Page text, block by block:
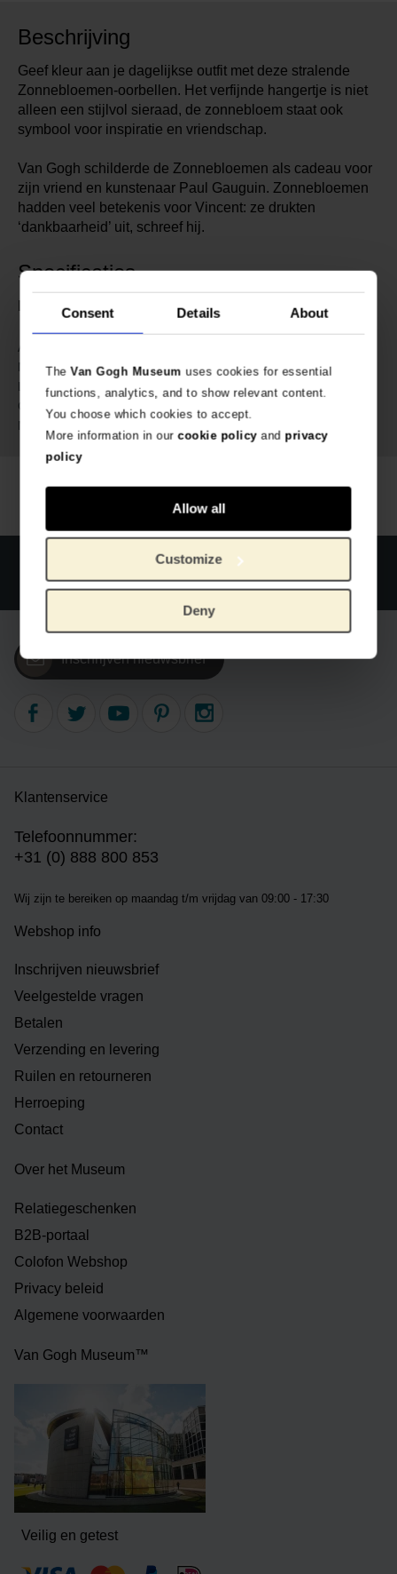
Consent Details About
TheVan Gogh Museum uses cookies for essential
functions, analytics, and to show relevant content.
You choose which cookies to accept.
More information in ourcookie policyand privacy
policy
Allow all
Customize
Deny
Beschrijving
Geef kleur aan je dagelijkse outfit met deze stralende
Zonnebloemen-oorbellen. Het verfijnde hangertje is niet
alleen een stijlvol sieraad, de zonnebloem staat ook
symbool voor inspiratie en vriendschap.
Van Gogh schilderde de Zonnebloemen als cadeau voor
zijn vriend en kunstenaar Paul Gauguin. Zonnebloemen
hadden veel betekenis voor Vincent: ze drukten
‘dankbaarheid’ uit, schreef hij.
Specificaties
Lengte zonnebloem-hangertje: 1,9 cm.
Artikelnummer:
Merk: Van Gogh Museum
Lengte: 1.9 cm
Gewicht: 45 gram
Materiaal: Verguld messing, giclee print
Officiële webshop Van Gogh Museum
Wereldwijde verzending
Inschrijven nieuwsbrief
Klantenservice
Telefoonnummer:
+31 (0) 888 800 853
Wij zijn te bereiken op maandag t/m vrijdag van 09:00 - 17:30
Webshop info
Inschrijven nieuwsbrief
Veelgestelde vragen
Betalen
Verzending en levering
Ruilen en retourneren
Herroeping
Contact
Over het Museum
Relatiegeschenken
B2B-portaal
Colofon Webshop
Privacy beleid
Algemene voorwaarden
Van Gogh Museum™
Veilig en getest